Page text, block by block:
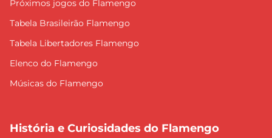
Próximos jogos do Flamengo
Tabela Brasileirão Flamengo
Tabela Libertadores Flamengo
Elenco do Flamengo
Músicas do Flamengo
História e Curiosidades do Flamengo